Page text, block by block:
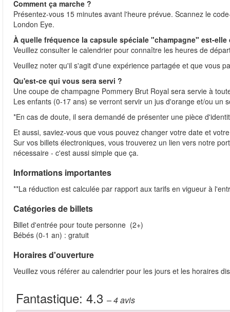
Comment ça marche ?
Présentez-vous 15 minutes avant l'heure prévue. Scannez le
London Eye.
À quelle fréquence la capsule spéciale "champagne" est-
Veuillez consulter le calendrier pour connaître les heures de
Veuillez noter qu'il s'agit d'une expérience partagée et que vous
Qu'est-ce qui vous sera servi ?
Une coupe de champagne Pommery Brut Royal sera servie à
Les enfants (0-17 ans) se verront servir un jus d'orange et/ou un
*En cas de doute, il sera demandé de présenter une pièce
Et aussi, saviez-vous que vous pouvez changer votre date et
Sur vos billets électroniques, vous trouverez un lien vers notre
nécessaire - c'est aussi simple que ça.
Informations importantes
**La réduction est calculée par rapport aux tarifs en vigueur à
Catégories de billets
Billet d'entrée pour toute personne (2+)
Bébés (0-1 an) : gratuit
Horaires d'ouverture
Veuillez vous référer au calendrier pour les jours et les horaires
Fantastique: 4.3 – 4avis